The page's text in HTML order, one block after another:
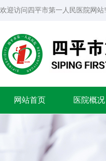
欢迎访问四平市第一人民医院网站!
网站首页 医院概况